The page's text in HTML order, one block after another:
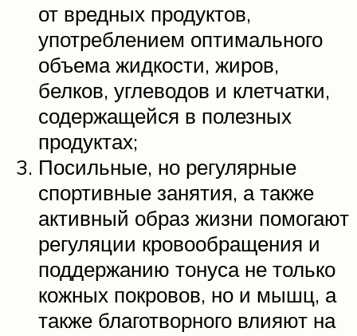
от вредных продуктов,
употреблением оптимального
объема жидкости, жиров,
белков, углеводов и клетчатки,
содержащейся в полезных
продуктах;
Посильные, но регулярные
спортивные занятия, а также
активный образ жизни помогают
регуляции кровообращения и
поддержанию тонуса не только
кожных покровов, но и мышц, а
также благотворного влияют на